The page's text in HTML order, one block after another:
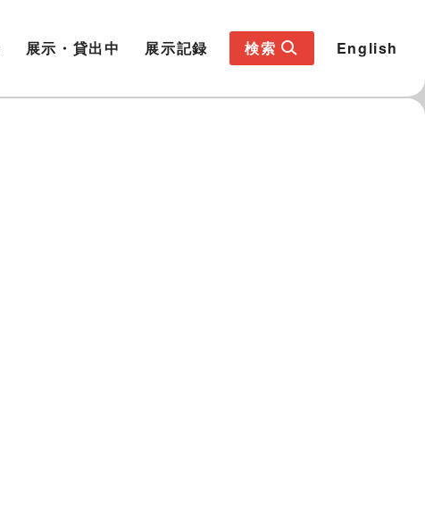
展示・貸出中 展示記録 検索 English